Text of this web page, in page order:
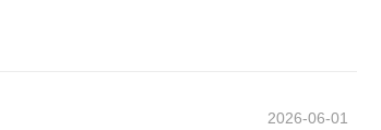
2026-06-01